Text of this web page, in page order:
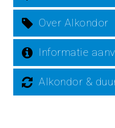
Over Alkondor
Informatie
Alkondor &